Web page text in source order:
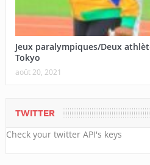
Jeux paralympiques/Deux
Tokyo
août 20, 2021
TWITTER
Check your twitter API's keys